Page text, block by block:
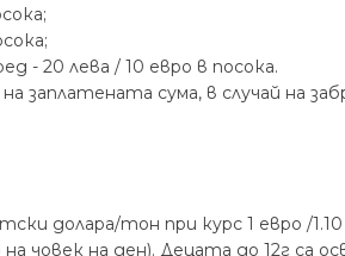
- 20 лева / 10 евро в посока.
сума, в случай на
долара/тон при курс 1 евро /1.10
на човек на ден). Децата до 12г